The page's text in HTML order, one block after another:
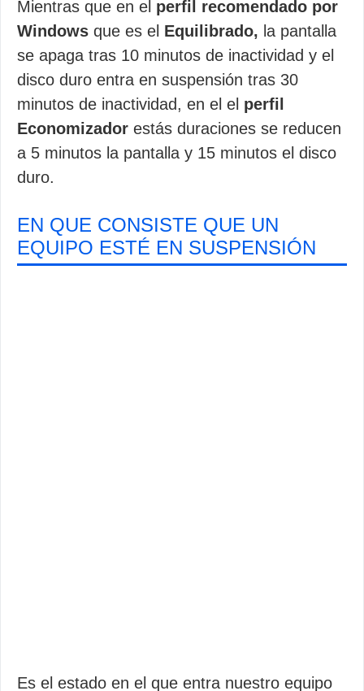
Mientras que en el perfil recomendado por
Windows que es el Equilibrado, la pantalla
se apaga tras 10 minutos de inactividad y el
disco duro entra en suspensión tras 30
minutos de inactividad, en el el perfil
Economizador estás duraciones se reducen
a 5 minutos la pantalla y 15 minutos el disco
duro.
EN QUE CONSISTE QUE UN
EQUIPO ESTÉ EN SUSPENSIÓN
Es el estado en el que entra nuestro equipo